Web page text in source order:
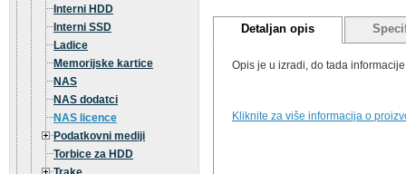
Interni HDD
Interni SSD
Ladice
Memorijske kartice
NAS
NAS dodatci
NAS licence
Podatkovni mediji
Torbice za HDD
Detaljan opis
Opis je u izradi, do tada
Kliknite za više informacija o